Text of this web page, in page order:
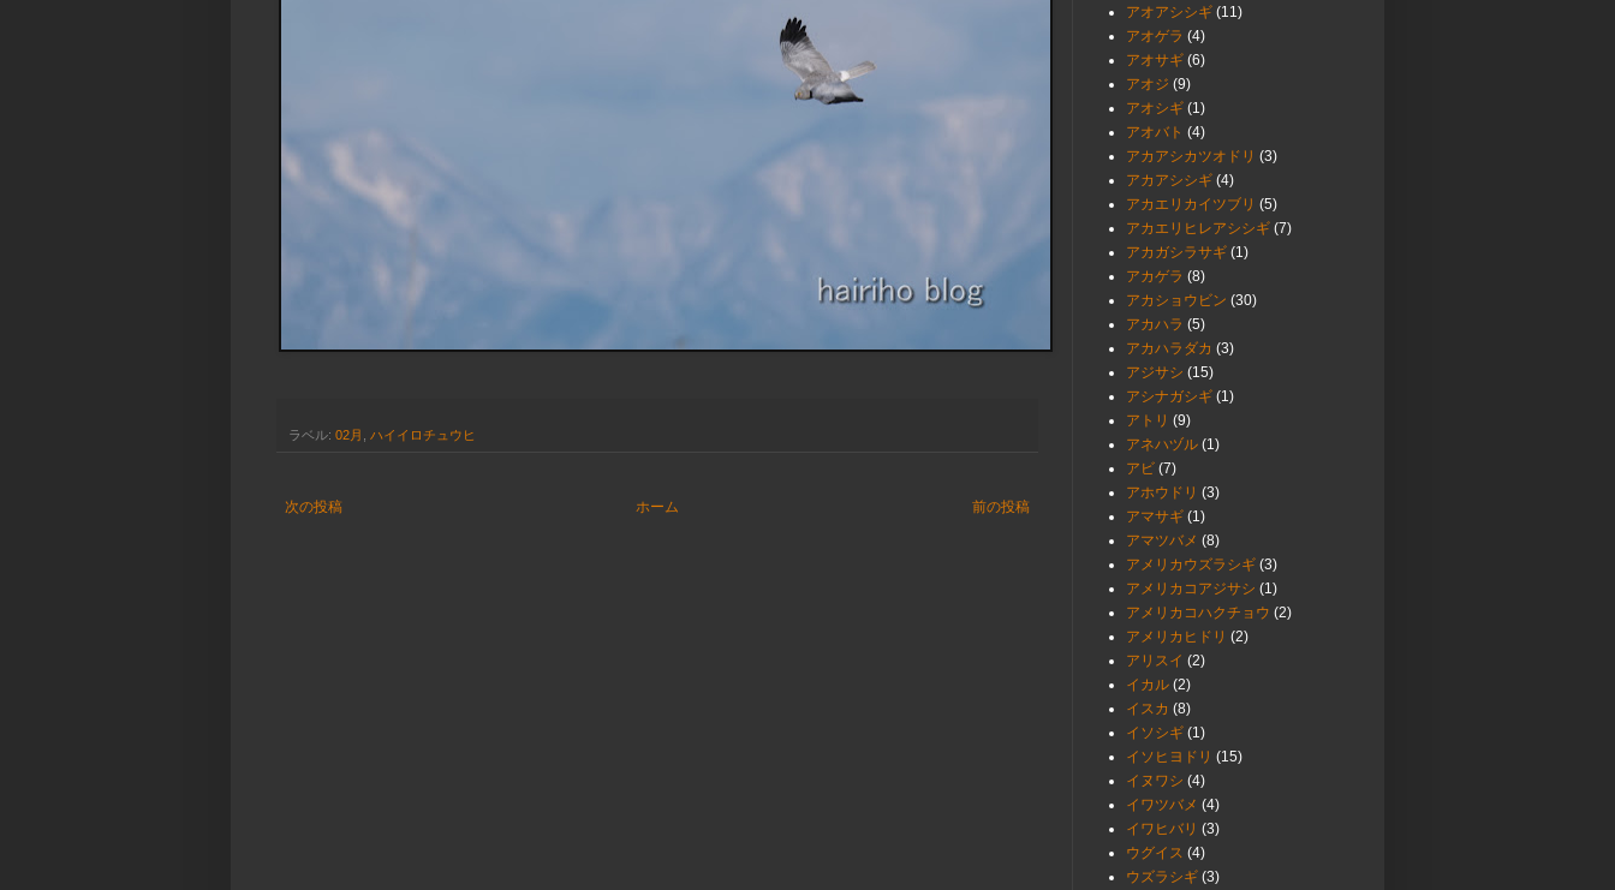
ラベル: 02月 ハイイロチュウヒ
次の投稿 前の投稿
ホーム
アオアシシギ (11)
アオゲラ (4)
アオサギ (6)
アオジ (9)
アオシギ (1)
アオバト (4)
アカアシカツオドリ (3)
アカアシシギ (4)
アカエリカイツブリ (5)
アカエリヒレアシシギ (7)
アカガシラサギ (1)
アカゲラ (8)
アカショウビン (30)
アカハラ (5)
アカハラダカ (3)
アジサシ (15)
アシナガシギ (1)
アトリ (9)
アネハヅル (1)
アビ (7)
アホウドリ (3)
アマサギ (1)
アマツバメ (8)
アメリカウズラシギ (3)
アメリカコアジサシ (1)
アメリカコハクチョウ (2)
アメリカヒドリ (2)
アリスイ (2)
イカル (2)
イスカ (8)
イソシギ (1)
イソヒヨドリ (15)
イヌワシ (4)
イワツバメ (4)
イワヒバリ (3)
ウグイス (4)
ウズラシギ (3)